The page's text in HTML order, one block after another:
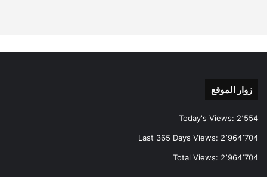
زوار الموقع
Today's Views: 2٬554
Last 365 Days Views: 2٬964٬704
Total Views: 2٬964٬704